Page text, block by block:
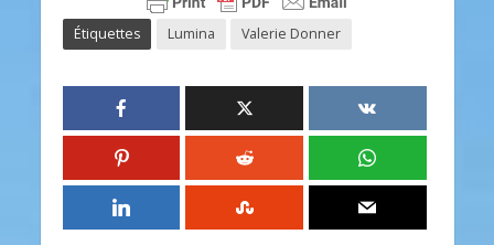
Étiquettes Lumina Valerie Donner